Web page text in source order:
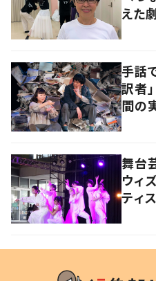
えた
手話
訳者
間の
舞台
ウィ
ティ